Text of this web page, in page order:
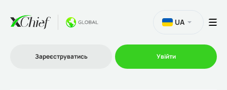
UA
Зареєструватись Увійти